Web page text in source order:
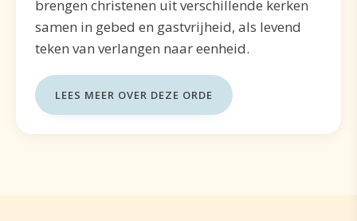
brengen christenen uit verschillende kerken
samen in gebed en gastvrijheid, als levend
teken van verlangen naar eenheid.
LEES MEER OVER DEZE ORDE